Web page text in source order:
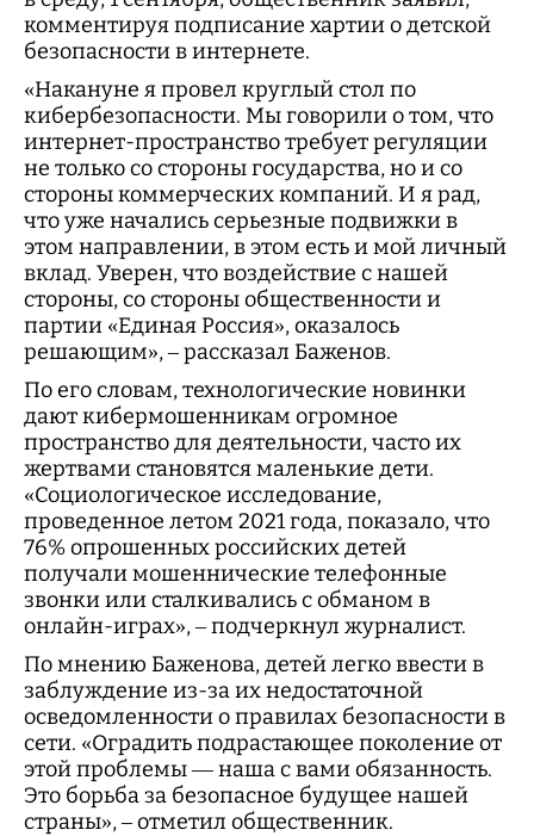
комментируя подписание хартии о детской
безопасности в интернете.
«Накануне я провел круглый стол по
кибербезопасности. Мы говорили о том, что
интернет-пространство требует регуляции
не только со стороны государства, но и со
стороны коммерческих компаний. И я рад,
что уже начались серьезные подвижки в
этом направлении, в этом есть и мой личный
вклад. Уверен, что воздействие с нашей
стороны, со стороны общественности и
партии «Единая Россия», оказалось
решающим», – рассказал Баженов.
По его словам, технологические новинки
дают кибермошенникам огромное
пространство для деятельности, часто их
жертвами становятся маленькие дети.
«Социологическое исследование,
проведенное летом 2021 года, показало, что
76% опрошенных российских детей
получали мошеннические телефонные
звонки или сталкивались с обманом в
онлайн-играх», – подчеркнул журналист.
По мнению Баженова, детей легко ввести в
заблуждение из-за их недостаточной
осведомленности о правилах безопасности в
сети. «Оградить подрастающее поколение от
этой проблемы — наша с вами обязанность.
Это борьба за безопасное будущее нашей
страны», – отметил общественник.